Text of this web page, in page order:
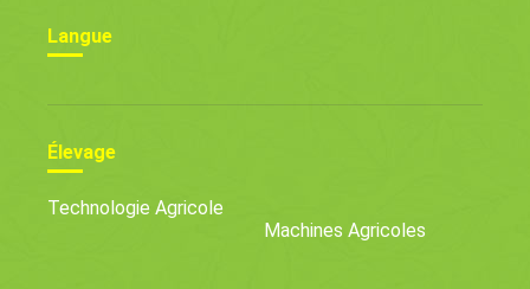
Langue
Élevage
Technologie Agricole
Machines Agricoles